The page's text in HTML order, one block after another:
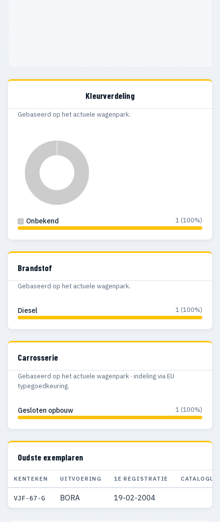
Kleurverdeling
Gebaseerd op het actuele wagenpark.
Onbekend 1 (100%)
Brandstof
Gebaseerd op het actuele wagenpark.
Diesel 1 (100%)
Carrosserie
Gebaseerd op het actuele wagenpark · indeling via EU
typegoedkeuring.
Gesloten opbouw 1 (100%)
Oudste exemplaren
KENTEKEN UITVOERING 1E REGISTRATIE
VJF-67-G BORA 19-02-2004